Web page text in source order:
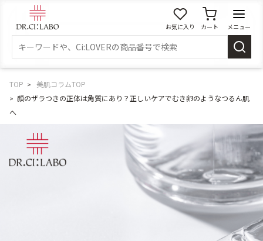
お気に入り カート メニュー
商品カテゴリーから探す
洗顔
化粧水
TOP
美肌コラムTOP
顔のザラつきの正体は角質にあり？正しいケアでむき卵のようなつるん肌
へ